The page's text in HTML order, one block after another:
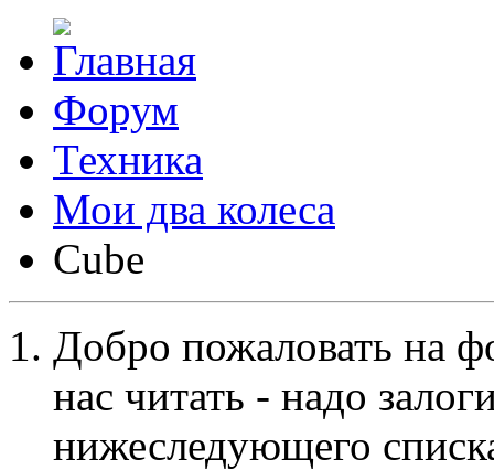
Форум
Техника
Мои два колеса
Cube
Добро пожаловать на
нас читать - надо
нижеследующего